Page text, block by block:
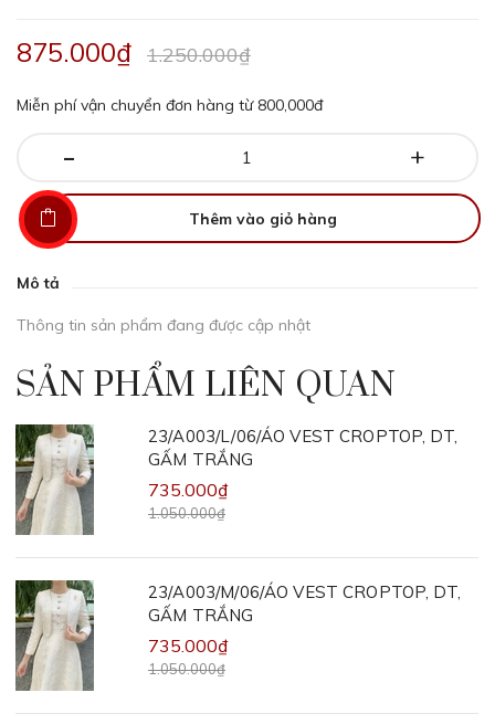
875.000₫ 1.250.000₫
Miễn phí vận chuyển đơn hàng từ 800,000đ
- +
Thêm vào giỏ hàng
Mô tả
Thông tin sản phẩm đang được cập nhật
SẢN PHẨM LIÊN QUAN
23/A003/L/06/ÁO VEST CROPTOP, DT,
GẤM TRẮNG
735.000₫
1.050.000₫
23/A003/M/06/ÁO VEST CROPTOP, DT,
GẤM TRẮNG
735.000₫
1.050.000₫